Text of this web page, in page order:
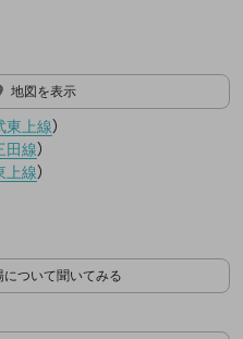
地図を表示
東上線）
田線）
上線）
について聞いてみる